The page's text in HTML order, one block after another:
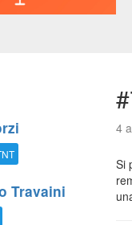
Travaini
4
Si